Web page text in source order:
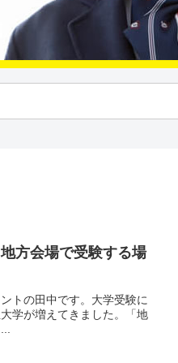
方会場で受験する場
トの田中です。大学受験に
学が増えてきました。「地